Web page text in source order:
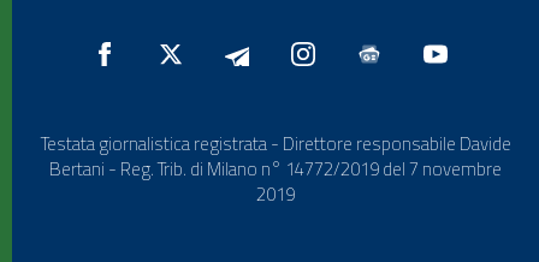
Testata giornalistica registrata - Direttore responsabile Davide
Bertani - Reg. Trib. di Milano n° 14772/2019 del 7 novembre
2019